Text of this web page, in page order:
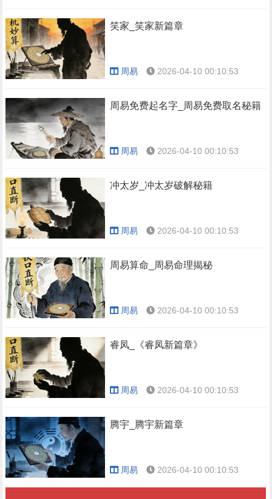
笑家_笑家新篇章
周易 2026-04-10 00:10:53
周易免费起名字_周易免费取名秘籍
周易 2026-04-10 00:10:53
冲太岁_冲太岁破解秘籍
周易 2026-04-10 00:10:53
周易算命_周易命理揭秘
周易 2026-04-10 00:10:53
睿凤_《睿凤新篇章》
周易 2026-04-10 00:10:53
腾宇_腾宇新篇章
周易 2026-04-10 00:10:53